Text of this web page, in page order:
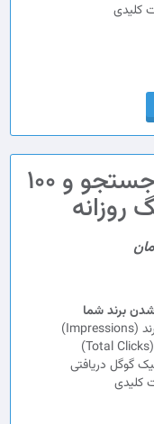
بسته رشد پلاس 1,000 جستجو و 100
روزانه
برند شما